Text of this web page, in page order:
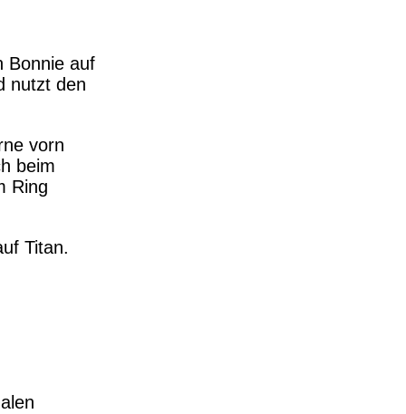
Bonnie auf
nutzt den
vorn
beim
Ring
Titan.